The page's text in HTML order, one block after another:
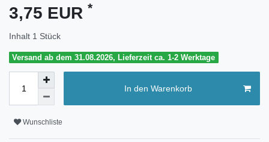
3,75 EUR *
Inhalt 1 Stück
Versand ab dem 31.08.2026, Lieferzeit ca. 1-2 Werktage
In den Warenkorb
Wunschliste